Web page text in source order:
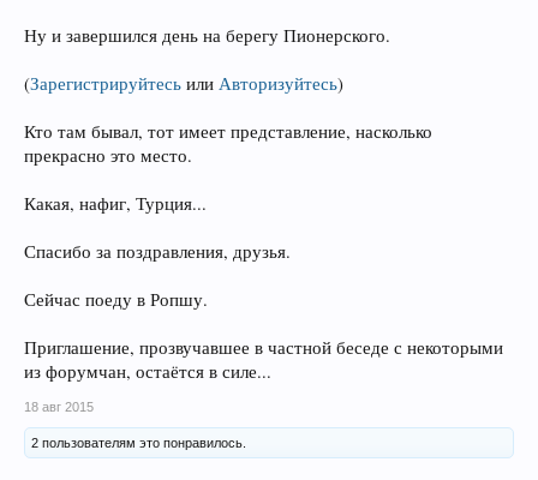
Ну и завершился день на берегу Пионерского.
(Зарегистрируйтесь или Авторизуйтесь)
Кто там бывал, тот имеет представление, насколько
прекрасно это место.
Какая, нафиг, Турция...
Спасибо за поздравления, друзья.
Сейчас поеду в Ропшу.
Приглашение, прозвучавшее в частной беседе с некоторыми
из форумчан, остаётся в силе...
18 авг 2015
2 пользователям это понравилось.